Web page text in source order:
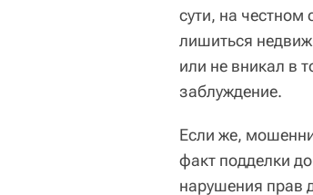
сути, на честном
лишиться
или не вникал в
заблуждение.
Если же,
факт подделки
нарушения прав